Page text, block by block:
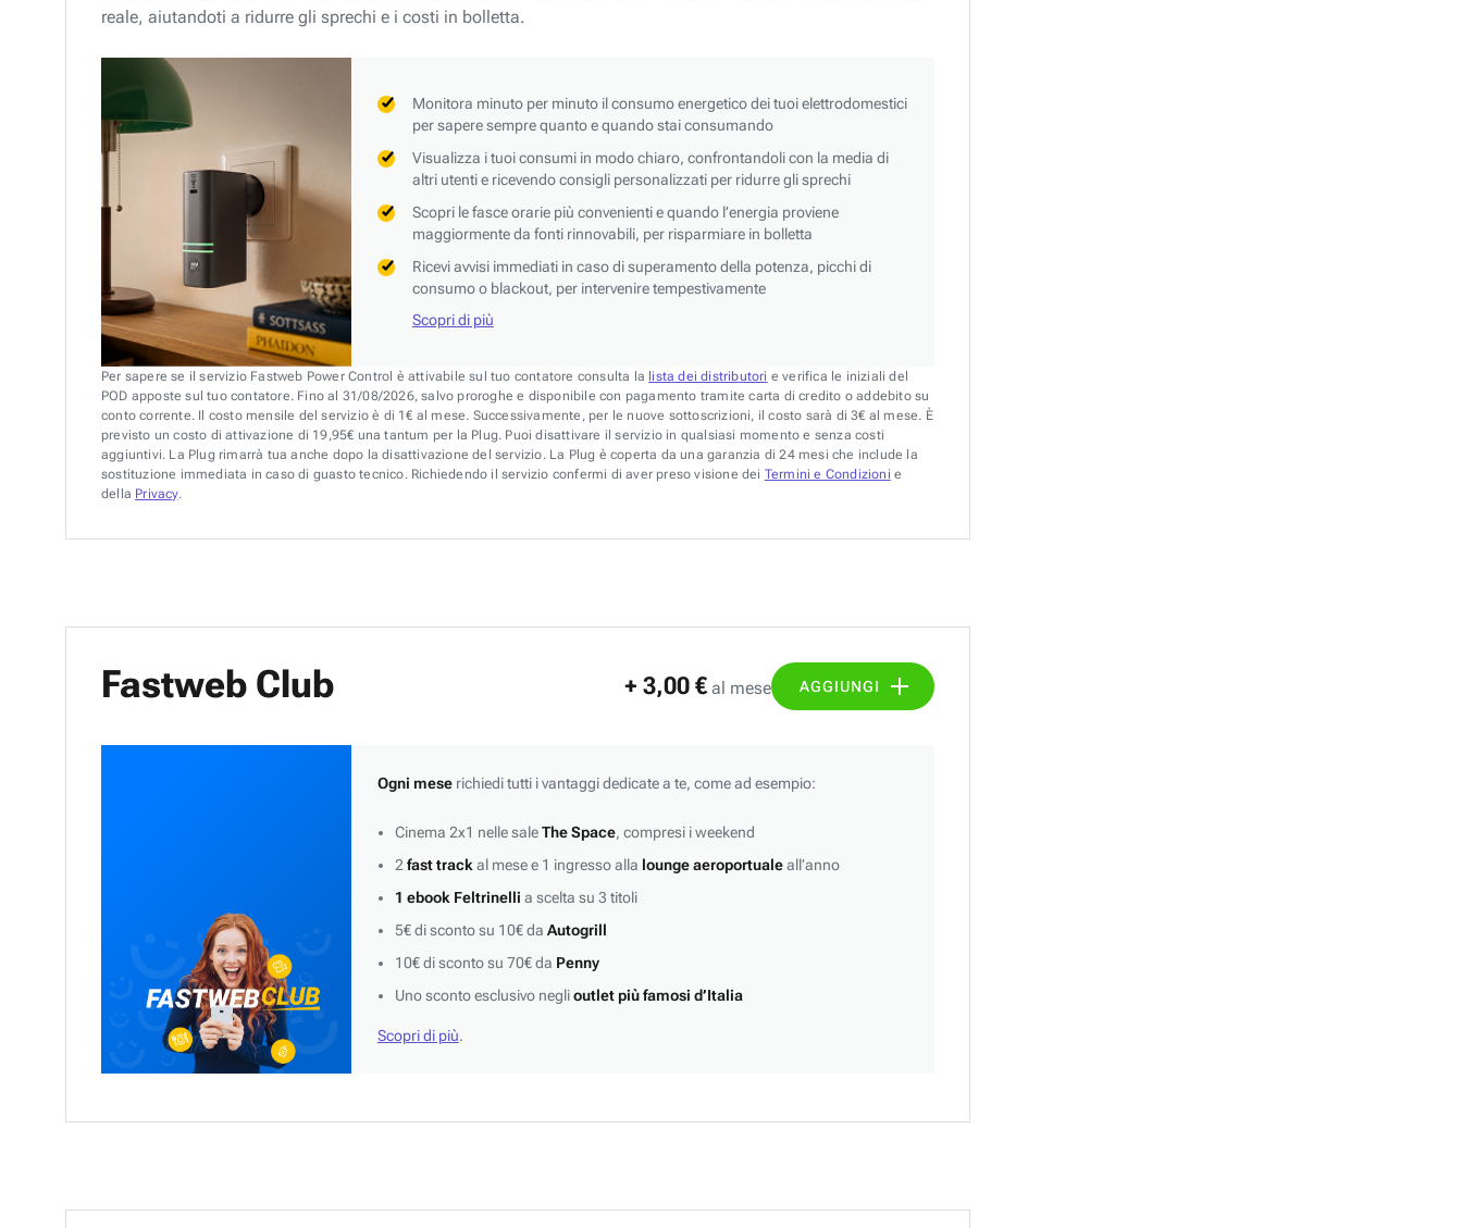
reale, aiutandoti a ridurre gli sprechi e i costi in bolletta.
Monitora minuto per minuto il consumo energetico dei tuoi elettrodomestici
per sapere sempre quanto e quando stai consumando
Visualizza i tuoi consumi in modo chiaro, confrontandoli con la media di
altri utenti e ricevendo consigli personalizzati per ridurre gli sprechi
Scopri le fasce orarie più convenienti e quando l’energia proviene
maggiormente da fonti rinnovabili, per risparmiare in bolletta
Ricevi avvisi immediati in caso di superamento della potenza, picchi di
consumo o blackout, per intervenire tempestivamente
Scopri di più
Per sapere se il servizio Fastweb Power Control è attivabile sul tuo contatore consulta la lista dei distributori e verifica le iniziali del
POD apposte sul tuo contatore. Fino al 31/08/2026, salvo proroghe e disponibile con pagamento tramite carta di credito o addebito su
conto corrente. Il costo mensile del servizio è di 1€ al mese. Successivamente, per le nuove sottoscrizioni, il costo sarà di 3€ al mese. È
previsto un costo di attivazione di 19,95€ una tantum per la Plug. Puoi disattivare il servizio in qualsiasi momento e senza costi
aggiuntivi. La Plug rimarrà tua anche dopo la disattivazione del servizio. La Plug è coperta da una garanzia di 24 mesi che include la
sostituzione immediata in caso di guasto tecnico. Richiedendo il servizio confermi di aver preso visione dei Termini e Condizioni e
della Privacy.
Fastweb Club + 3,00 € al mese AGGIUNGI
Ogni meserichiedi tutti i vantaggi dedicate a te, come ad esempio:
Cinema 2x1 nelle saleThe Space, compresi i weekend
2 fast track al mese e 1 ingresso alla lounge aeroportualeall’anno
1 ebook Feltrinelli a scelta su 3 titoli
5€ di sconto su 10€ da Autogrill
10€ di sconto su 70€ da Penny
Uno sconto esclusivo neglioutlet più famosi d’Italia
Scopri di più.